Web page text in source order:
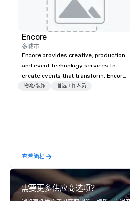
Encore
多城市
Encore provides creative, production
and event technology services to
create events that transform. Encore
creates memorable event experiences
creative, advanced technology,
digital, environmental, staging, and
digital solutions for hybrid, virtual and
in-person events of any type.
物流/装饰 首选工作人员
查看简档
需要更多供应商选项？